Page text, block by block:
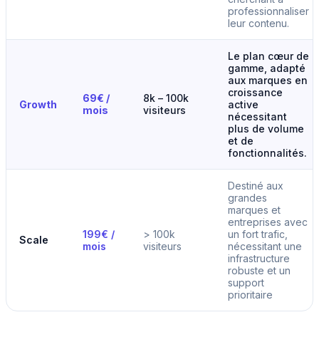
professionnaliser
leur contenu.
Growth
69€ /
mois
8k – 100k
visiteurs
Le plan cœur de
gamme, adapté
aux marques en
croissance
active
nécessitant
plus de volume
et de
fonctionnalités.
Scale
199€ /
mois
> 100k
visiteurs
Destiné aux
grandes
marques et
entreprises avec
un fort trafic,
nécessitant une
infrastructure
robuste et un
support
prioritaire